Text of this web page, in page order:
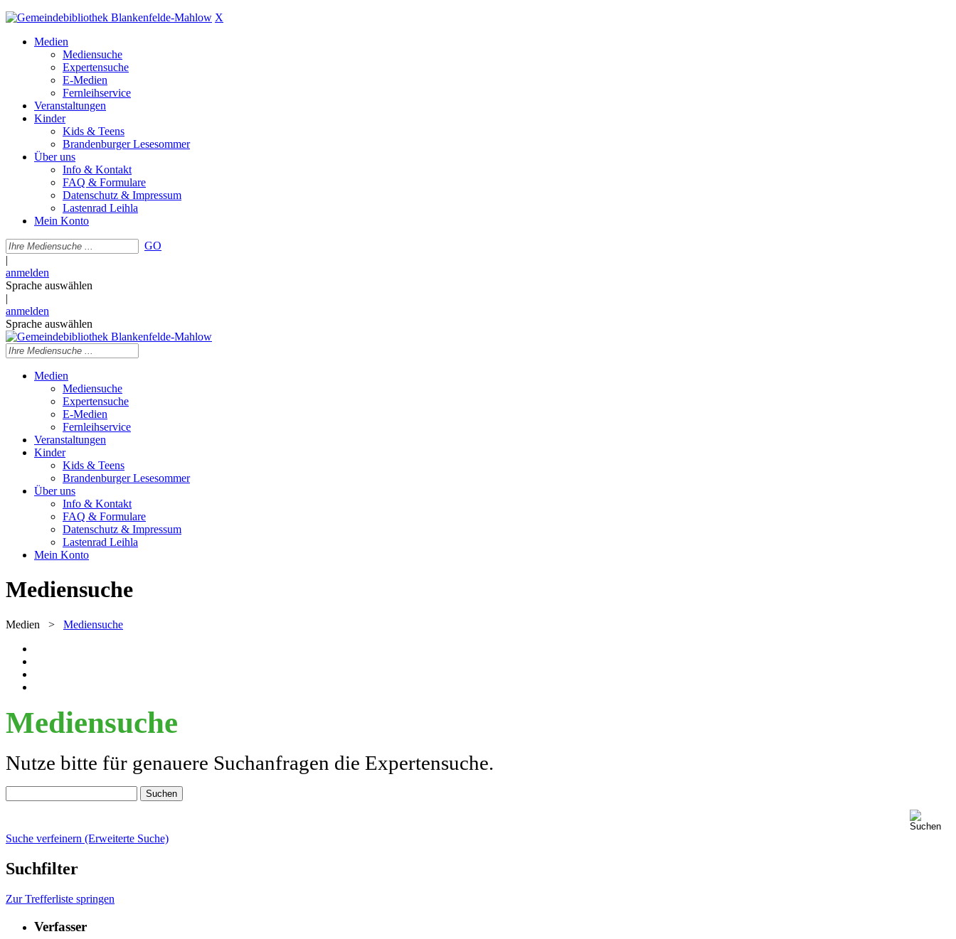
X
Medien
Mediensuche
Expertensuche
E-Medien
Fernleihservice
Veranstaltungen
Kinder
Kids & Teens
Brandenburger Lesesommer
Über uns
Info & Kontakt
FAQ & Formulare
Datenschutz & Impressum
Lastenrad Leihla
Mein Konto
GO
|
anmelden
Sprache auswählen
|
anmelden
Sprache auswählen
Medien
Mediensuche
Expertensuche
E-Medien
Fernleihservice
Veranstaltungen
Kinder
Kids & Teens
Brandenburger Lesesommer
Über uns
Info & Kontakt
FAQ & Formulare
Datenschutz & Impressum
Lastenrad Leihla
Mein Konto
Mediensuche
Medien > Mediensuche
Mediensuche
Nutze bitte für genauere Suchanfragen die Expertensuche.
Suche verfeinern (Erweiterte Suche)
Suchfilter
Zur Trefferliste springen
Verfasser